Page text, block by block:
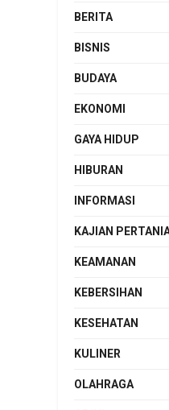
BERITA
BISNIS
BUDAYA
EKONOMI
GAYA HIDUP
HIBURAN
INFORMASI
KAJIAN
KEAMANAN
KEBERSIHAN
KESEHATAN
KULINER
OLAHRAGA